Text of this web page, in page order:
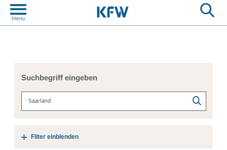
Suchbegriff eingeben
Filter einblenden